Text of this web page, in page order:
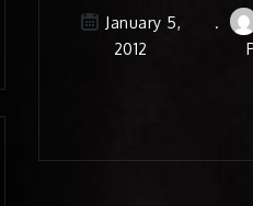
January 5,
2012